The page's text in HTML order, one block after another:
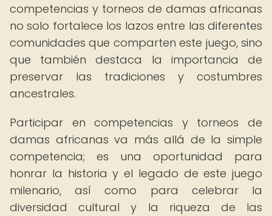
competencias y torneos de damas africanas
no solo fortalece los lazos entre las diferentes
comunidades que comparten este juego, sino
que también destaca la importancia de
preservar las tradiciones y costumbres
ancestrales.
Participar en competencias y torneos de
damas africanas va más allá de la simple
competencia; es una oportunidad para
honrar la historia y el legado de este juego
milenario, así como para celebrar la
diversidad cultural y la riqueza de las